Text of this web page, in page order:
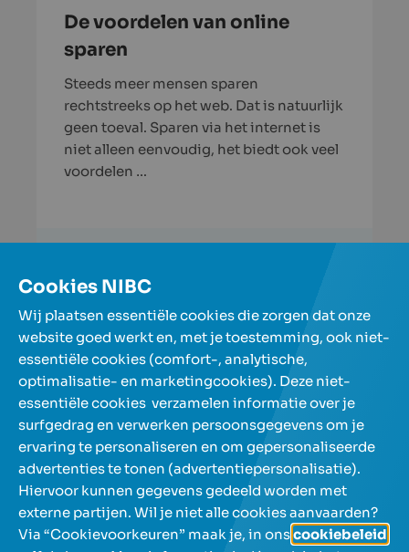
De voordelen van online
sparen
Steeds meer mensen sparen
rechtstreeks op het web. Dat is natuurlijk
geen toeval. Sparen via het internet is
niet alleen eenvoudig, het biedt ook veel
voordelen …
Meer artikels
Onze spaarrekeningen
Over NIBC
Help en contact
Cookies NIBC
Wij plaatsen essentiële cookies die zorgen dat onze
website goed werkt en, met je toestemming, ook niet-
essentiële cookies (comfort-, analytische,
optimalisatie- en marketingcookies). Deze niet-
essentiële cookies verzamelen informatie over je
surfgedrag en verwerken persoonsgegevens om je
ervaring te personaliseren en om gepersonaliseerde
advertenties te tonen (advertentiepersonalisatie).
Hiervoor kunnen gegevens gedeeld worden met
externe partijen. Wil je niet alle cookies aanvaarden?
Via “Cookievoorkeuren” maak je, in onscookiebeleid